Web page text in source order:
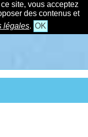
site, vous acceptez
des contenus et
légales. OK